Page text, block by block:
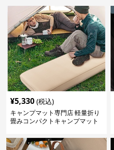
¥5,330 (税込)
キャンプマット専門店 軽量折り
畳みコンパクトキャンプマット